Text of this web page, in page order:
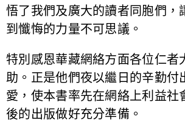
悟了我們及廣大的讀者同胞們，
到懺悔的力量不可思議。
特別感恩華藏網絡方面各位仁者
助。正是他們夜以繼日的辛勤付
愛，使本書率先在網絡上利益社
後的出版做好充分準備。